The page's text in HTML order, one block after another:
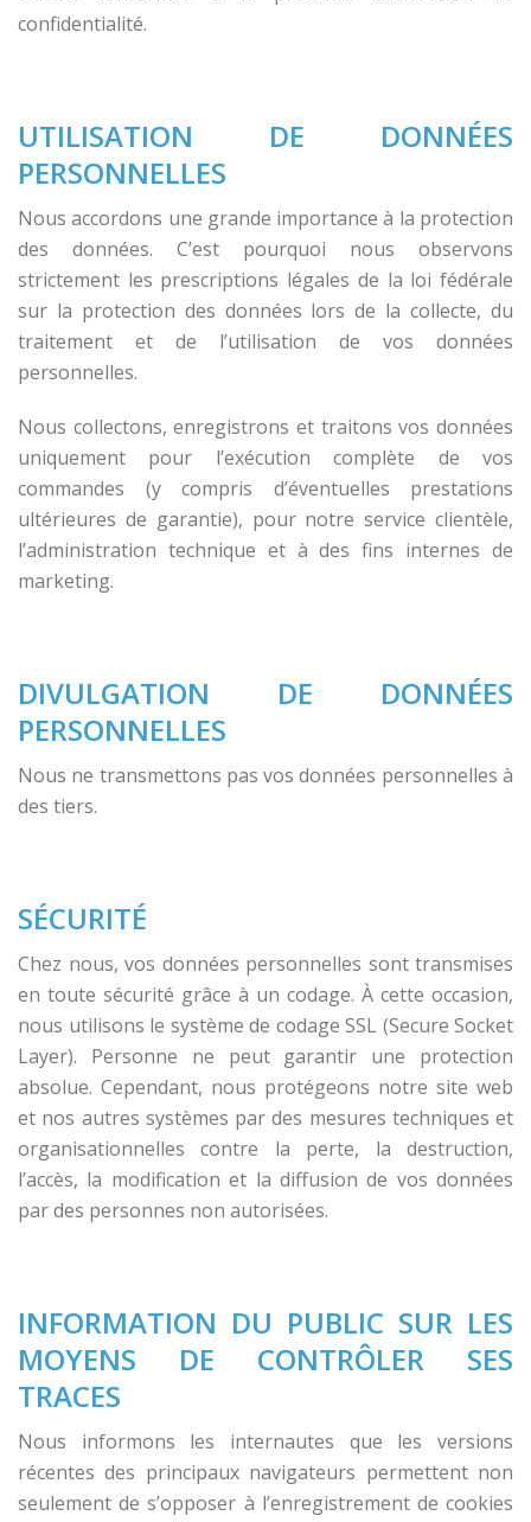
confidentialité.
UTILISATION DE DONNÉES
PERSONNELLES
Nous accordons une grande importance à la protection
des données. C’est pourquoi nous observons
strictement les prescriptions légales de la loi fédérale
sur la protection des données lors de la collecte, du
traitement et de l’utilisation de vos données
personnelles.
Nous collectons, enregistrons et traitons vos données
uniquement pour l’exécution complète de vos
commandes (y compris d’éventuelles prestations
ultérieures de garantie), pour notre service clientèle,
l’administration technique et à des fins internes de
marketing.
DIVULGATION DE DONNÉES
PERSONNELLES
Nous ne transmettons pas vos données personnelles à
des tiers.
SÉCURITÉ
Chez nous, vos données personnelles sont transmises
en toute sécurité grâce à un codage. À cette occasion,
nous utilisons le système de codage SSL (Secure Socket
Layer). Personne ne peut garantir une protection
absolue. Cependant, nous protégeons notre site web
et nos autres systèmes par des mesures techniques et
organisationnelles contre la perte, la destruction,
l’accès, la modification et la diffusion de vos données
par des personnes non autorisées.
INFORMATION DU PUBLIC SUR LES
MOYENS DE CONTRÔLER SES
TRACES
Nous informons les internautes que les versions
récentes des principaux navigateurs permettent non
seulement de s’opposer à l’enregistrement de cookies